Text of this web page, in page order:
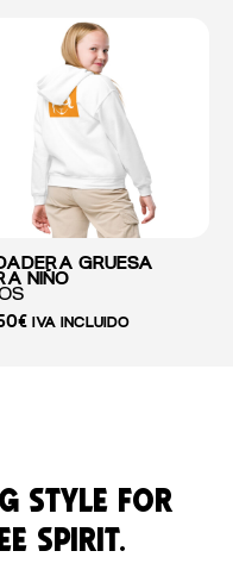
GRUESA
NIÑO
€ IVA INCLUIDO
style for
spirit.